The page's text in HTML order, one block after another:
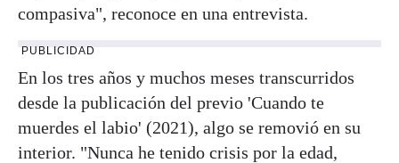
compasiva", reconoce en una entrevista.
PUBLICIDAD
En los tres años y muchos meses transcurridos
desde la publicación del previo 'Cuando te
muerdes el labio' (2021), algo se removió en su
interior. "Nunca he tenido crisis por la edad,